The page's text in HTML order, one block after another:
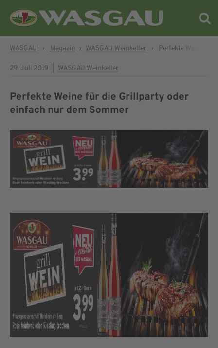
WASGAU › Magazin › WASGAU Weinkeller › Perfekte Weine für
29. Juli 2019 WASGAU Weinkeller
Perfekte Weine für die Grillparty oder
einfach nur dem Sommer